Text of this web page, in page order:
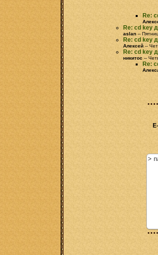
Re:
Re: cd key
aslan --
Re: cd key
Алексей --
Re: cd key
никитос --
Re: